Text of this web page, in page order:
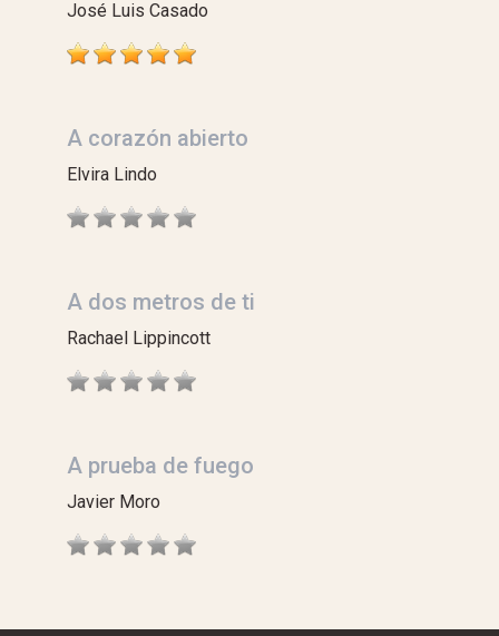
José Luis Casado
A corazón abierto
Elvira Lindo
A dos metros de ti
Rachael Lippincott
A prueba de fuego
Javier Moro